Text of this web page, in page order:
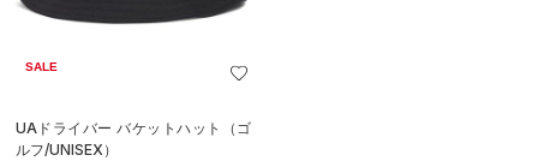
SALE
UAドライバー バケットハット（ゴ
ルフ/UNISEX）